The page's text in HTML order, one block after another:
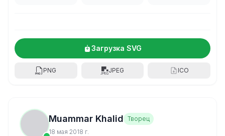
Загрузка SVG
PNG JPEG ICO
Muammar Khalid Творец
18 мая 2018 г.